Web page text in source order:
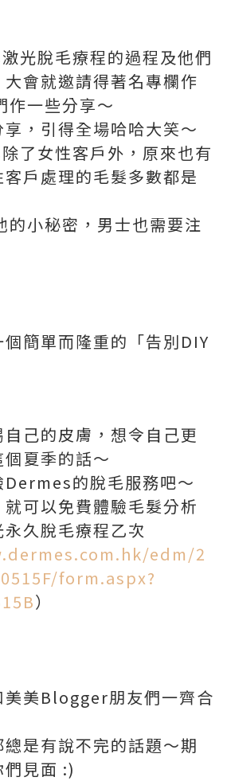
光脫毛療程的過程及他們
會就邀請得著名專欄作
一些分享～
，引得全場哈哈大笑～
了女性客戶外，原來也有
戶處理的毛髮多數都是
小秘密，男士也需要注
簡單而隆重的「告別DIY
己的皮膚，想令自己更
夏季的話～
Dermes的脫毛服務吧～
可以免費體驗毛髮分析
久脫毛療程乙次
edm/2
form.aspx?
）
美美Blogger朋友們一齊合
是有說不完的話題～期
見面 :)